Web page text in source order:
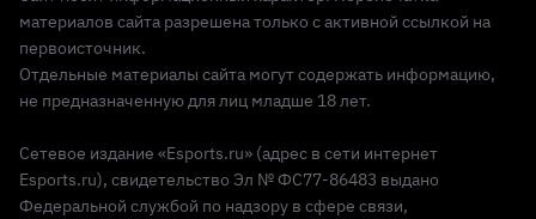
материалов сайта разрешена только с активной ссылкой на
первоисточник.
Отдельные материалы сайта могут содержать информацию,
не предназначенную для лиц младше 18 лет.
Сетевое издание «Esports.ru» (адрес в сети интернет
Esports.ru), свидетельство Эл № ФС77-86483 выдано
Федеральной службой по надзору в сфере связи,